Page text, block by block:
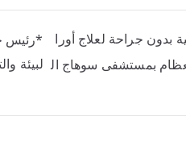
بدون جراحة لعلاج أورا
بمستشفى سوهاج ال
*رئيس
لبيئة